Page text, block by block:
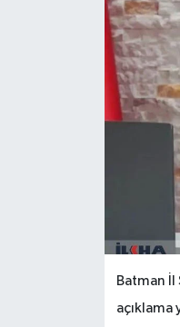
Batman İl
açıklama